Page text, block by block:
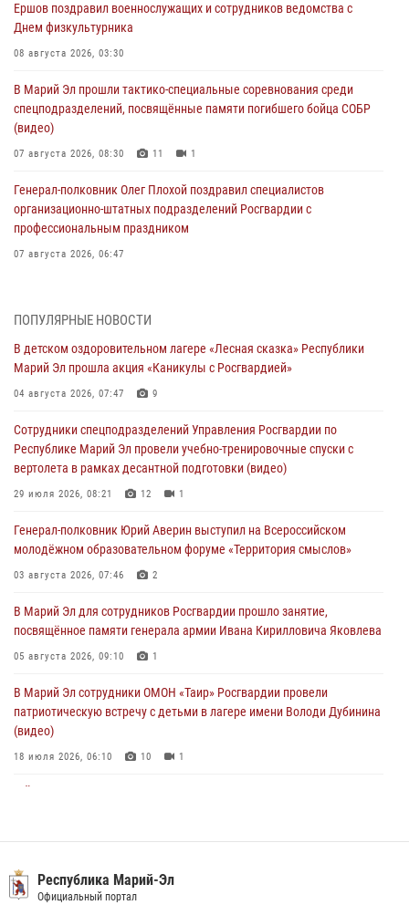
Ершов поздравил военнослужащих и сотрудников ведомства с
Днем физкультурника
08 августа 2026, 03:30
В Марий Эл прошли тактико-специальные соревнования среди
спецподразделений, посвящённые памяти погибшего бойца СОБР
(видео)
07 августа 2026, 08:30 11 1
Генерал-полковник Олег Плохой поздравил специалистов
организационно-штатных подразделений Росгвардии с
профессиональным праздником
07 августа 2026, 06:47
Всероссийском семинаре в Нижнем Новгороде (видео)
07 августа 2026, 06:25 8 1
Команда «Росгвардия» принимает участие в военно-спортивном
07 августа 2026, 05:43 10
Представитель вневедомственной охраны Управления Росгвардии
по Республике Марий Эл принял участие в учебно-методическом
06 августа 2026, 09:37 10
В Марий Эл сотрудники ЛРР Росгвардии за прошедший месяц
06 августа 2026, 08:00
В Марий Эл сотрудники вневедомственной охраны Росгвардии за
05 августа 2026, 09:44
ПОПУЛЯРНЫЕ НОВОСТИ
В детском оздоровительном лагере «Лесная сказка» Республики
Марий Эл прошла акция «Каникулы с Росгвардией»
04 августа 2026, 07:47 9
Сотрудники спецподразделений Управления Росгвардии по
Республике Марий Эл провели учебно-тренировочные спуски с
вертолета в рамках десантной подготовки (видео)
29 июля 2026, 08:21 12 1
Генерал-полковник Юрий Аверин выступил на Всероссийском
молодёжном образовательном форуме «Территория смыслов»
03 августа 2026, 07:46 2
В Марий Эл для сотрудников Росгвардии прошло занятие,
посвящённое памяти генерала армии Ивана Кирилловича Яковлева
05 августа 2026, 09:10 1
В Марий Эл сотрудники ОМОН «Таир» Росгвардии провели
патриотическую встречу с детьми в лагере имени Володи Дубинина
(видео)
18 июля 2026, 06:10 10 1
В Марий Эл сотрудники Росгвардии присоединились к масштабной
донорской акции (видео)
Республика Марий-Эл
Официальный портал